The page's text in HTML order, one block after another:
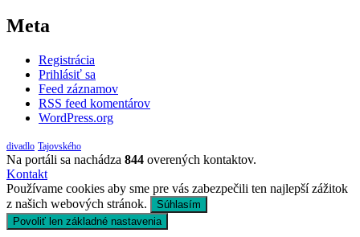
Meta
Registrácia
Prihlásiť sa
Feed záznamov
RSS feed komentárov
WordPress.org
divadlo Tajovského
Na portáli sa nachádza 844 overených kontaktov.
Kontakt
Používame cookies aby sme pre vás zabezpečili ten najlepší zážitok
z našich webových stránok.
Súhlasím
Povoliť len základné nastavenia